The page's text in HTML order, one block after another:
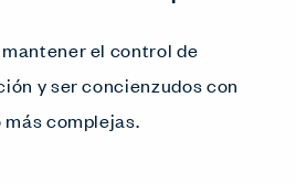
el control de
y ser concienzudos con
complejas.